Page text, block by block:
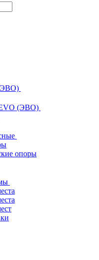
(ЭВО)
опоры